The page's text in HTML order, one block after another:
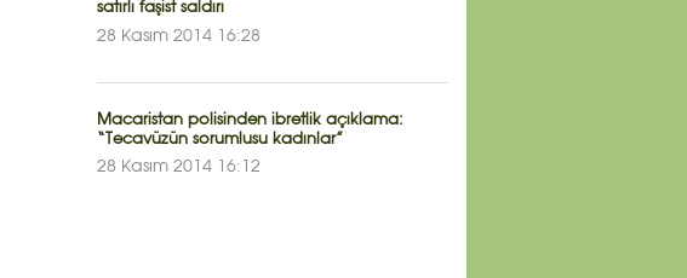
satırlı faşist saldırı
28 Kasım 2014 16:28
Macaristan polisinden ibretlik açıklama:
“Tecavüzün sorumlusu kadınlar”
28 Kasım 2014 16:12